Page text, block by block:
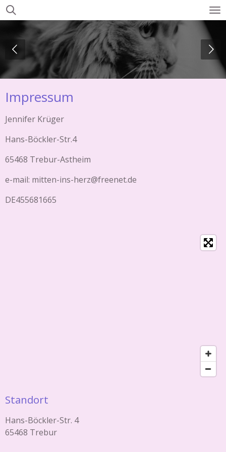
Zum
Hauptinhalt
springen
Impressum
Jennifer Krüger
Hans-Böckler-Str.4
65468 Trebur-Astheim
e-mail: mitten-ins-herz@freenet.de
DE455681665
Standort
Hans-Böckler-Str. 4
65468 Trebur